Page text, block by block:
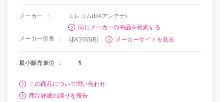
メーカー
エレコム(DXアンテナ)
同じメーカーの商品を検索する
メーカー型番
4JW3SSS(B) メーカーサイトを見る
最小販売単位 1
この商品について問い合わせ
商品詳細の誤りを報告